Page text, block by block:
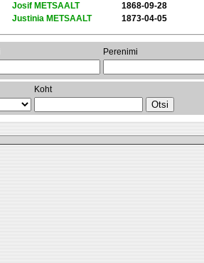
Josif METSAALT
1868-09-28
Justinia METSAALT
1873-04-05
Perenimi
Koht